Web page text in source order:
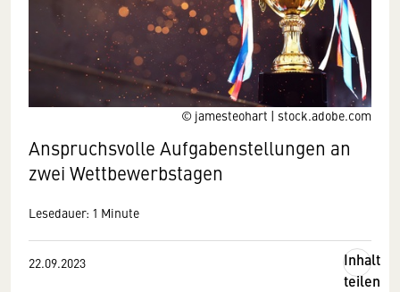
© jamesteohart | stock.adobe.com
Anspruchsvolle Aufgabenstellungen an
zwei Wettbewerbstagen
Lesedauer: 1 Minute
22.09.2023
Inhalt
teilen